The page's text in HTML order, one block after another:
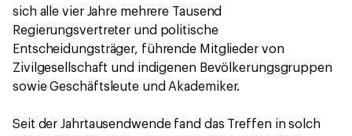
sich alle vier Jahre mehrere Tausend
Regierungsvertreter und politische
Entscheidungsträger, führende Mitglieder von
Zivilgesellschaft und indigenen Bevölkerungsgruppen
sowie Geschäftsleute und Akademiker.
Seit der Jahrtausendwende fand das Treffen in solch